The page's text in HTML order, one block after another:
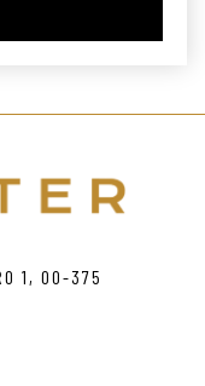
1, 00-375